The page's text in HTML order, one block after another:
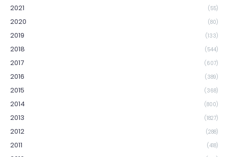
2021 (55)
2020 (80)
2019 (133)
2018 (544)
2017 (607)
2016 (389)
2015 (368)
2014 (800)
2013 (1827)
2012 (288)
2011 (418)